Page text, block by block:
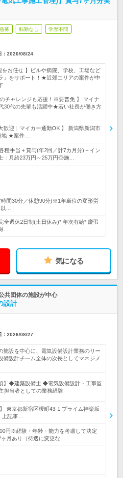
急募 転勤なし 学歴不問
2026/08/24
をお任せ 】ビルや病院、学校、工場など
」をサポート！★近郊エリアの案件が中
のチャレンジも応援！※要普免 】 マイナ
30代の先輩も活躍中★若い社長が働き方
歓迎｜マイカー通勤OK 】 新潟県新潟市
地 ★案件…
種手当＋賞与(年2回／計7カ月分)＋イン
：月給23万円～25万円◎施…
間30分／休憩90分)※1年単位の変形労
…
全週休2日制(土日休み)* 年次有給* 慶弔
…
気になる
共団体の施設が中心
設計
2026/08/27
施設を中心に、電気設備設計業務のリー
備設計チーム全体の次長としてマネジメ
】◆建築設備士 ◆電気設備設計・工事監
担当者としての業務経験
東京都新宿区榎町43-1 プライム神楽坂
上記事…
円※経験・年齢・能力を考慮して決定
月あり（待遇に変更な…